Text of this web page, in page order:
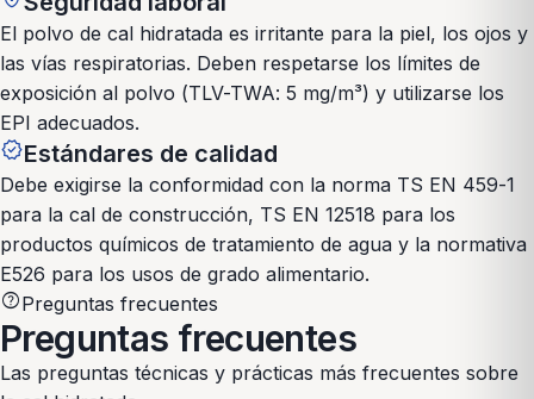
El polvo de cal hidratada es irritante para la piel, los ojos y
las vías respiratorias. Deben respetarse los límites de
exposición al polvo (TLV-TWA: 5 mg/m³) y utilizarse los
EPI adecuados.
verifiedEstándares de calidad
Debe exigirse la conformidad con la norma TS EN 459-1
para la cal de construcción, TS EN 12518 para los
productos químicos de tratamiento de agua y la normativa
E526 para los usos de grado alimentario.
helpPreguntas frecuentes
Preguntas frecuentes
Las preguntas técnicas y prácticas más frecuentes sobre